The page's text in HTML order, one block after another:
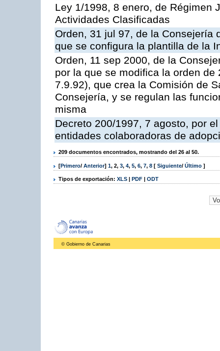
Ley 1/1998, 8 enero, de Régimen
Actividades Clasificadas
Orden, 31 jul 97, de la Consejería
que se configura la plantilla de la
Orden, 11 sep 2000, de la
por la que se modifica la orden
7.9.92), que crea la Comisión de
Consejería, y se regulan las
misma
Decreto 200/1997, 7 agosto, por
entidades colaboradoras de
209 documentos encontrados, mostrando del 26 al 50.
[Primero/ Anterior] 1, 2, 3, 4, 5, 6, 7, 8 [ Siguiente/ Último ]
Tipos de exportación: XLS | PDF | ODT
© Gobierno de Canarias